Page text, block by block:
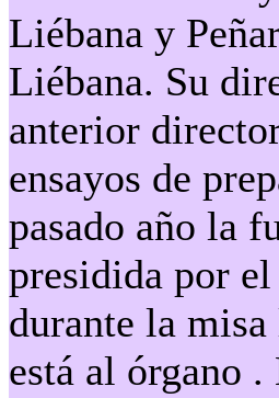
Liébana y
Liébana. Su
anterior
ensayos de
pasado año la
presidida por el
durante la
está al órgano